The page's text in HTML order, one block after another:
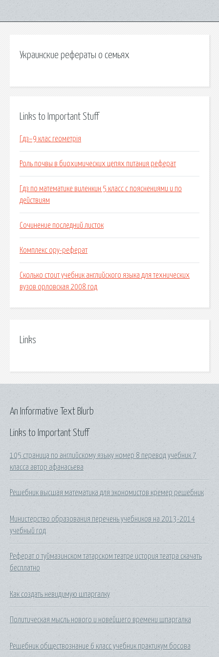
Украинские рефераты о семьях
Links to Important Stuff
Гдз–9 клас геометрія
Роль почвы в биохимических цепях питания реферат
Гдз по математике виленкин 5 класс с пояснениями и по
действиям
Сочинение последний листок
Комплекс ору-реферат
Сколько стоит учебник английского языка для технических
вузов орловская 2008 год
Links
Links to Important Stuff
105 страница по английскому языку номер 8 перевод учебник 7
класса автор афанасьева
Решебник высшая математика для экономистов кремер решебник
Министерство образования перечень учебников на 2013-2014
учебный год
Реферат о туймазинском татарском театре история театра скачать
бесплатно
Как создать невидимую шпаргалку
Политическая мысль нового и новейшего времени шпаргалка
Решебник обществознание 6 класс учебник практикум босова
An Informative Text Blurb